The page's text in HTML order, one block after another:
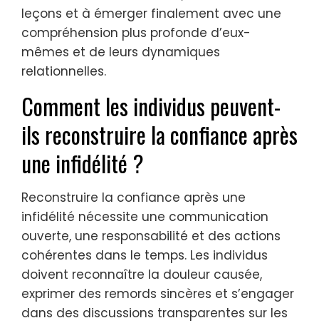
leçons et à émerger finalement avec une
compréhension plus profonde d’eux-
mêmes et de leurs dynamiques
relationnelles.
Comment les individus peuvent-
ils reconstruire la confiance après
une infidélité ?
Reconstruire la confiance après une
infidélité nécessite une communication
ouverte, une responsabilité et des actions
cohérentes dans le temps. Les individus
doivent reconnaître la douleur causée,
exprimer des remords sincères et s’engager
dans des discussions transparentes sur les